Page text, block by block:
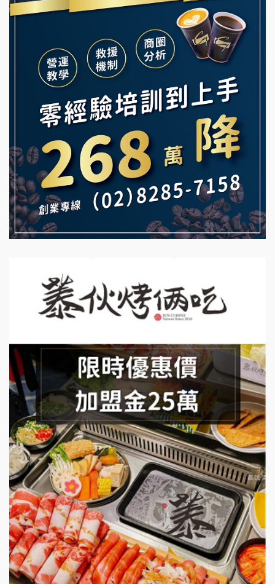
Ramble Café 漫步藍咖啡加盟說明會
微風亭鐵板燒加盟說明會
鮮茶道加盟說明會
【曉妍美妝】誠徵行政櫃檯
自助洗衣店誠徵代洗收送人員(台中市)
MUSHEN徵SPA美容芳療師
日十。早午食加盟說明會
拾鑶火鍋加盟說明會
韓金量加盟說明會
義氣豐發雞加盟說明會
Mr.Wish加盟說明會
白鬍泡泡 BOHO POPO加盟說明會
雞咕雞咕加盟說明會
TEA TOP加盟說明會
珍好味臭臭鍋加盟說明會
藍象廷泰式火鍋加盟說明會
上宇林加盟說明會
莫尼早餐Morni加盟說明會
手作功夫茶加盟說明會
SHARE TEA歇腳亭加盟說明會
潮味決-湯滷專門店加盟說明會
鬍子茶加盟說明會
鮮茶道加盟說明會
微風亭鐵板燒加盟說明會
漫步藍咖啡加盟說明會
明石章魚燒加盟說明會